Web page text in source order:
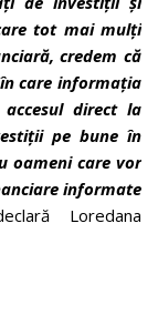
tot mai mulți
credem că
care informația
direct la
pe bune în
oameni care vor
informate
Loredana